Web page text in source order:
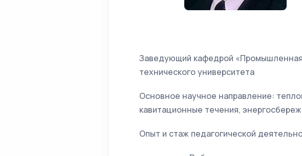
Заведующий кафедрой «Промышленная
технического университета
Основное научное направление:
кавитационные течения,
Опыт и стаж педагогической